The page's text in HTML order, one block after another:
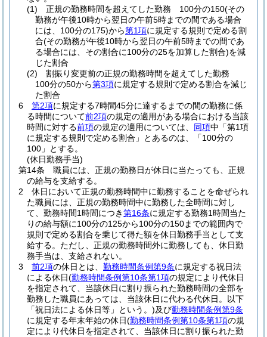
(1)
正規の勤務時間を超えてした勤務 100分の150(その
勤務が午後10時から翌日の午前5時までの間である場合
には、100分の175)から第1項に規定する規則で定める割
合(その勤務が午後10時から翌日の午前5時までの間であ
る場合には、その割合に100分の25を加算した割合)を減
じた割合
(2)
割振り変更前の正規の勤務時間を超えてした勤務
100分の50から第3項に規定する規則で定める割合を減じ
た割合
6
第2項に規定する7時間45分に達するまでの間の勤務に係
る時間について前2項の規定の適用がある場合における当該
時間に対する前項の規定の適用については、 同項中「第1項
に規定する規則で定める割合」とあるのは、「100分の
100」とする。
(休日勤務手当)
第14条
職員には、正規の勤務日が休日に当たっても、正規
の給与を支給する。
2
休日において正規の勤務時間中に勤務することを命ぜられ
た職員には、正規の勤務時間中に勤務した全時間に対し
て、勤務時間1時間につき第16条に規定する勤務1時間当た
りの給与額に100分の125から100分の150までの範囲内で
規則で定める割合を乗じて得た額を休日勤務手当として支
給する。 ただし、正規の勤務時間外に勤務しても、休日勤
務手当は、支給されない。
3
前2項の休日とは、 勤務時間条例第9条に規定する祝日法
による休日(勤務時間条例第10条第1項の規定により代休日
を指定されて、当該休日に割り振られた勤務時間の全部を
勤務した職員にあっては、当該休日に代わる代休日。以下
「祝日法による休日等」という。)及び勤務時間条例第9条
に規定する年末年始の休日(勤務時間条例第10条第1項の規
定により代休日を指定されて、当該休日に割り振られた勤